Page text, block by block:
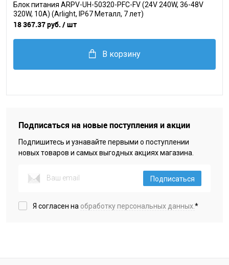
Блок питания ARPV-UH-50320-PFC-FV (24V 240W, 36-48V
320W, 10A) (Arlight, IP67 Металл, 7 лет)
18 367.37 руб. / шт
В корзину
Подписаться на новые поступления и акции
Подпишитесь и узнавайте первыми о поступлении
новых товаров и самых выгодных акциях магазина.
Подписаться
Я согласен на обработку персональных данных.*